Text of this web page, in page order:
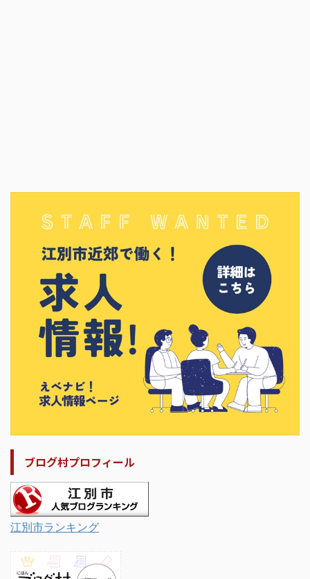
ブログ村プロフィール
江別市ランキング